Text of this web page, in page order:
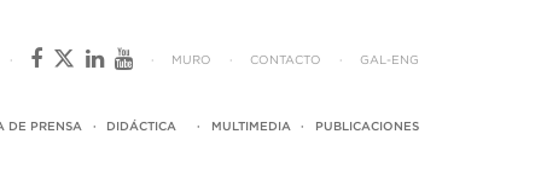
· · MURO · CONTACTO · GAL- ENG
DE PRENSA · DIDÁCTICA · MULTIMEDIA · PUBLICACIONES